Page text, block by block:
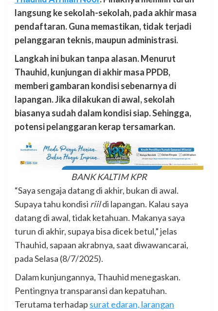
langsung ke sekolah-sekolah, pada akhir masa
pendaftaran. Guna memastikan, tidak terjadi
pelanggaran teknis, maupun administrasi.
Langkah ini bukan tanpa alasan. Menurut
Thauhid, kunjungan di akhir masa PPDB,
memberi gambaran kondisi sebenarnya di
lapangan. Jika dilakukan di awal, sekolah
biasanya sudah dalam kondisi siap. Sehingga,
potensi pelanggaran kerap tersamarkan.
BANK KALTIM KPR
“Saya sengaja datang di akhir, bukan di awal.
Supaya tahu kondisi riildi lapangan. Kalau saya
datang di awal, tidak ketahuan. Makanya saya
turun di akhir, supaya bisa dicek betul,” jelas
Thauhid, sapaan akrabnya, saat diwawancarai,
pada Selasa (8/7/2025).
Dalam kunjungannya, Thauhid menegaskan.
Pentingnya transparansi dan kepatuhan.
Terutama terhadap surat edaran, larangan